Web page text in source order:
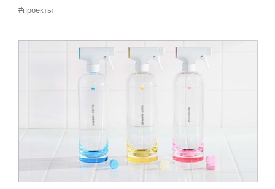
#проекты